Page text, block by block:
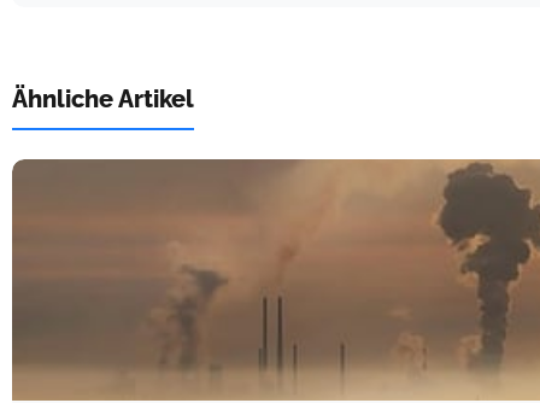
Ähnliche Artikel